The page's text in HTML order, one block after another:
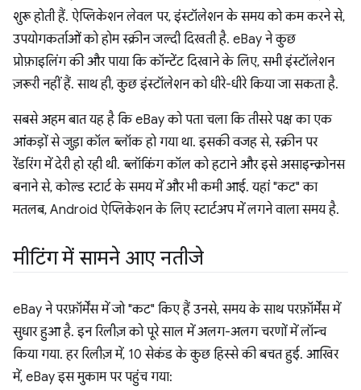
शुरू होती हैं. ऐप्लिकेशन लेवल पर, इंस्टॉलेशन के समय को कम करने से,
उपयोगकर्ताओं को होम स्क्रीन जल्दी दिखती है. eBay ने कुछ
प्रोफ़ाइलिंग की और पाया कि कॉन्टेंट दिखाने के लिए, सभी इंस्टॉलेशन
ज़रूरी नहीं हैं. साथ ही, कुछ इंस्टॉलेशन को धीरे-धीरे किया जा सकता है.
सबसे अहम बात यह है कि eBay को पता चला कि तीसरे पक्ष का एक
आंकड़ों से जुड़ा कॉल ब्लॉक हो गया था. इसकी वजह से, स्क्रीन पर
रेंडरिंग में देरी हो रही थी. ब्लॉकिंग कॉल को हटाने और इसे असाइन्क्रोनस
बनाने से, कोल्ड स्टार्ट के समय में और भी कमी आई. यहां "कट" का
मतलब, Android ऐप्लिकेशन के लिए स्टार्टअप में लगने वाला समय है.
मीटिंग में सामने आए नतीजे
eBay ने परफ़ॉर्मेंस में जो "कट" किए हैं उनसे, समय के साथ परफ़ॉर्मेंस में
सुधार हुआ है. इन रिलीज़ को पूरे साल में अलग-अलग चरणों में लॉन्च
किया गया. हर रिलीज़ में, 10 सेकंड के कुछ हिस्से की बचत हुई. आखिर
में, eBay इस मुकाम पर पहुंच गया: